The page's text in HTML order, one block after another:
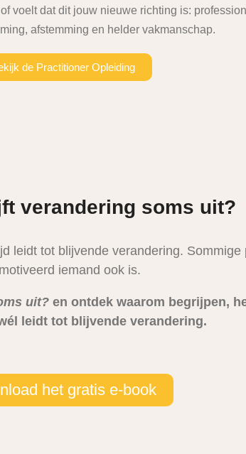
voelt dat dit jouw nieuwe richting is:
afstemming en helder vakmanschap.
de Practitioner Opleiding
verandering soms uit?
leidt tot blijvende verandering.
iemand ook is.
uit?en ontdek waarom begrijpen,
leidt tot blijvende verandering.
het gratis e-book